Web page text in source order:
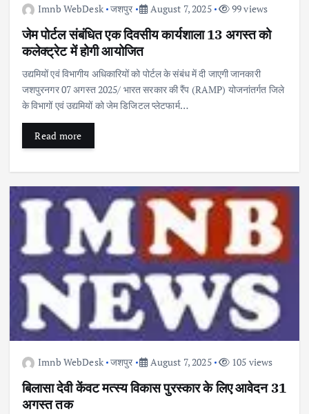
Imnb WebDesk जशपुर August 7, 2025 99 views
जेम पोर्टल संबंधित एक दिवसीय कार्यशाला 13 अगस्त को
कलेक्ट्रेट में होगी आयोजित
उद्यमियों एवं विभागीय अधिकारियों को पोर्टल के संबंध में दी जाएगी जानकारी
जशपुरनगर 07 अगस्त 2025/ भारत सरकार की रैंप (RAMP) योजनांतर्गत जिले
के विभागों एवं उद्यमियों को जेम डिजिटल प्लेटफार्म…
Read more
Imnb WebDesk जशपुर August 7, 2025 105 views
बिलासा देवी केंवट मत्स्य विकास पुरस्कार के लिए आवेदन 31
अगस्त तक